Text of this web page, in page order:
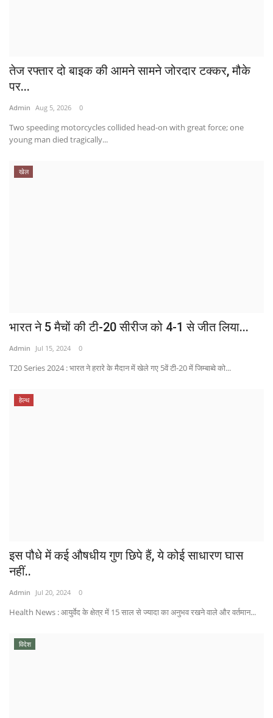
तेज रफ्तार दो बाइक की आमने सामने जोरदार टक्कर, मौके
पर...
Admin Aug 5, 2026 0
Two speeding motorcycles collided head-on with great force; one
young man died tragically...
खेल
भारत ने 5 मैचों की टी-20 सीरीज को 4-1 से जीत लिया...
Admin Jul 15, 2024 0
T20 Series 2024 : भारत ने हरारे के मैदान में खेले गए 5वें टी-20 में जिम्बाब्वे को...
हेल्थ
इस पौधे में कई औषधीय गुण छिपे हैं, ये कोई साधारण घास
नहीं..
Admin Jul 20, 2024 0
Health News : आयुर्वेद के क्षेत्र में 15 साल से ज्यादा का अनुभव रखने वाले और वर्तमान...
विदेश